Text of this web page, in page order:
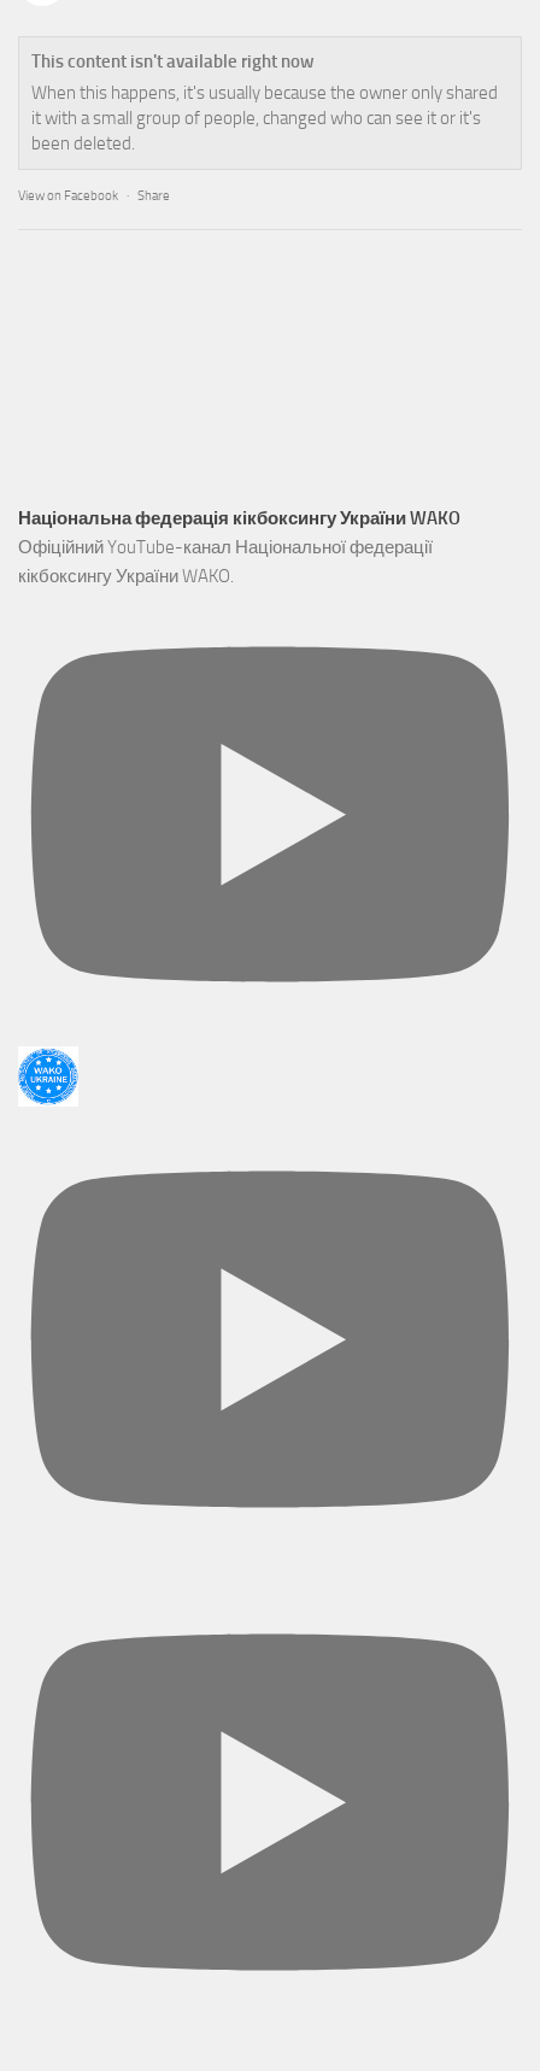
This content isn't available right now
When this happens, it's usually because the owner only shared
it with a small group of people, changed who can see it or it's
been deleted.
View on Facebook · Share
Національна федерація кікбоксингу України WAKO
Офіційний YouTube-канал Національної федерації
кікбоксингу України WAKO.